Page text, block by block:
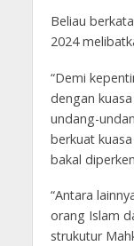
Beliau
2024
“Demi
dengan
undang-
berkuat
bakal
“Antara
orang Islam
strukutur